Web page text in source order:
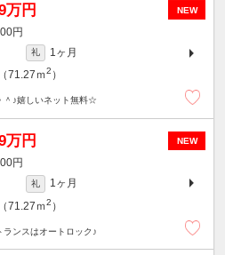
NEW
万円
円
礼
1ヶ月
71.27ｍ2 ）
＾♪嬉しいネット無料☆
NEW
万円
円
礼
1ヶ月
71.27ｍ2 ）
ンスはオートロック♪